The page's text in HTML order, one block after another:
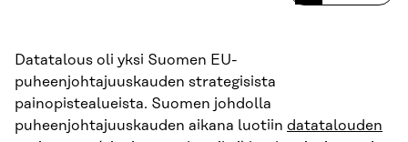
Datatalous oli yksi Suomen EU-
puheenjohtajuuskauden strategisista
painopistealueista. Suomen johdolla
puheenjohtajuuskauden aikana luotiin datatalouden